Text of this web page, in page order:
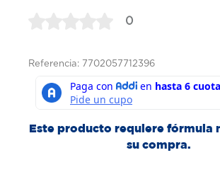
0
Referencia: 7702057712396
Este producto requiere fórmula
su compra.